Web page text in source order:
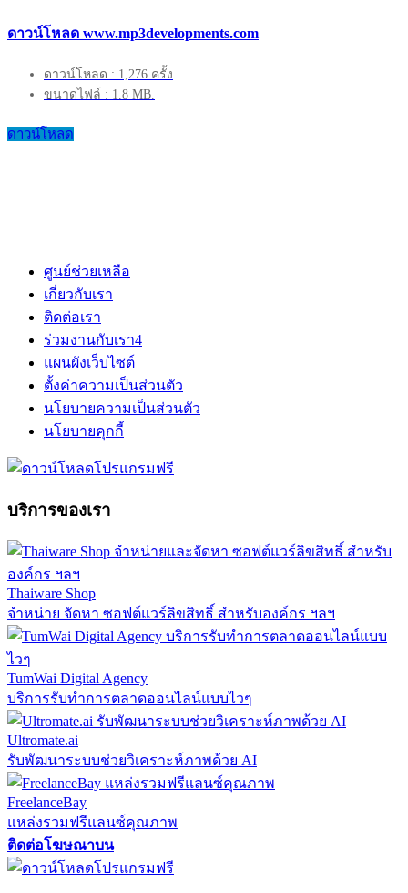
ดาวน์โหลด www.mp3developments.com
ดาวน์โหลด : 1,276 ครั้ง
ขนาดไฟล์ : 1.8 MB.
ดาวน์โหลด
ศูนย์ช่วยเหลือ
เกี่ยวกับเรา
ติดต่อเรา
ร่วมงานกับเรา4
แผนผังเว็บไซต์
ตั้งค่าความเป็นส่วนตัว
นโยบายความเป็นส่วนตัว
นโยบายคุกกี้
บริการของเรา
Thaiware Shop
จำหน่าย จัดหา ซอฟต์แวร์ลิขสิทธิ์ สำหรับองค์กร ฯลฯ
TumWai Digital Agency
บริการรับทำการตลาดออนไลน์แบบไวๆ
Ultromate.ai
รับพัฒนาระบบช่วยวิเคราะห์ภาพด้วย AI
FreelanceBay
แหล่งรวมฟรีแลนซ์คุณภาพ
ติดต่อโฆษณาบน